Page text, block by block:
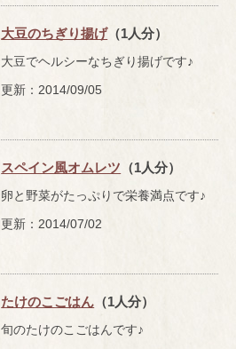
大豆のちぎり揚げ（1人分）
大豆でヘルシーなちぎり揚げです♪
更新：2014/09/05
スペイン風オムレツ （1人分）
卵と野菜がたっぷりで栄養満点です♪
更新：2014/07/02
たけのこごはん （1人分）
旬のたけのこごはんです♪